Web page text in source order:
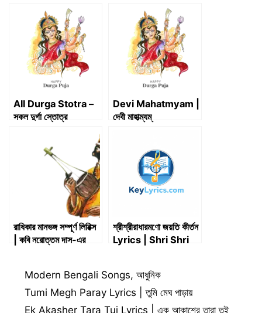
e
r
)
o
o
k
t
All Durga Stotra –
সকল দুর্গা স্তোত্র
Devi Mahatmyam |
দেবী মাহাত্ম্যম্
রাধিকার মানভঙ্গ সম্পূর্ণ লিরিক্স
| কবি নরোত্তম দাস-এর
শ্রীশ্রীরাধারমণো জয়তি কীর্তন
Lyrics | Shri Shri
Lyrics (রামদাস বাবাজী)
Categories
Modern Bengali Songs,আধুনিক
Tumi Megh Paray Lyrics | তুমি মেঘ পাড়ায়
Ek Akasher Tara Tui Lyrics | এক আকাশের তারা তুই